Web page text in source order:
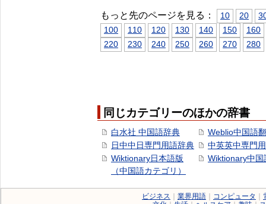
もっと先のページを見る： 10 20
100
110 120 130 140 150
160
220
230 240 250 260 270 280
同じカテゴリーのほかの辞書
白水社 中国語辞典
日中中日専門用語辞典
Wiktionary日本語版
（中国語カテゴリ）
Weblio中国語
中英英中専門
Wiktionary中国
ビジネス 業界用語 コンピュータ